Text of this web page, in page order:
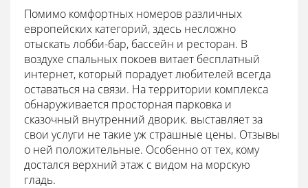
Помимо комфортных номеров различных
европейских категорий, здесь несложно
отыскать лобби-бар, бассейн и ресторан. В
воздухе спальных покоев витает бесплатный
интернет, который порадует любителей всегда
оставаться на связи. На территории комплекса
обнаруживается просторная парковка и
сказочный внутренний дворик. выставляет за
свои услуги не такие уж страшные цены. Отзывы
о ней положительные. Особенно от тех, кому
достался верхний этаж с видом на морскую
гладь.